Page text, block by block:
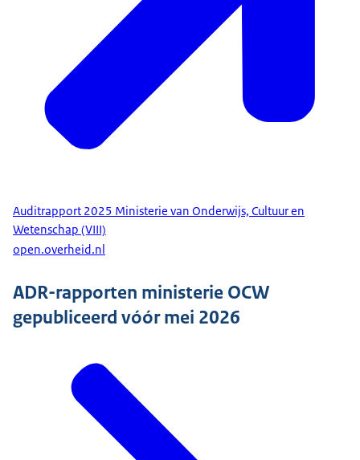
Auditrapport 2025 Ministerie van Onderwijs, Cultuur en
Wetenschap (VIII)
open.overheid.nl
ADR-rapporten ministerie OCW
gepubliceerd vóór mei 2026